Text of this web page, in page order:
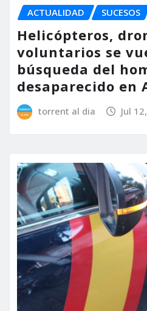
ACTUALIDAD SUCESOS
Helicópteros,
voluntarios se
búsqueda del
desaparecido en
torrent al dia Jul